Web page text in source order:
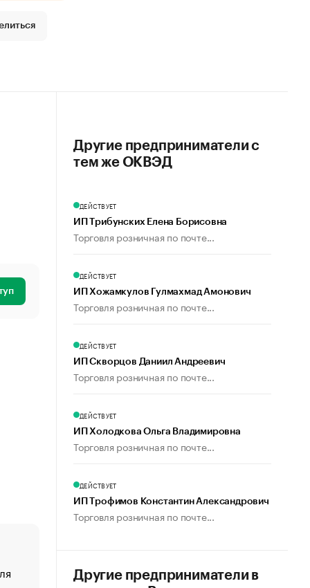
«От спорта тело стареет иначе». Как живет глава
Другие предприниматели с
тем же ОКВЭД
ДЕЙСТВУЕТ
ИП Трибунских Елена Борисовна
Торговля розничная по почте...
ДЕЙСТВУЕТ
ИП Хожамкулов Гулмахмад Амонович
Торговля розничная по почте...
ДЕЙСТВУЕТ
ИП Скворцов Даниил Андреевич
Торговля розничная по почте...
ДЕЙСТВУЕТ
ИП Холодкова Ольга Владимировна
Торговля розничная по почте...
ДЕЙСТВУЕТ
ИП Трофимов Константин Александрович
Торговля розничная по почте...
Другие предприниматели в